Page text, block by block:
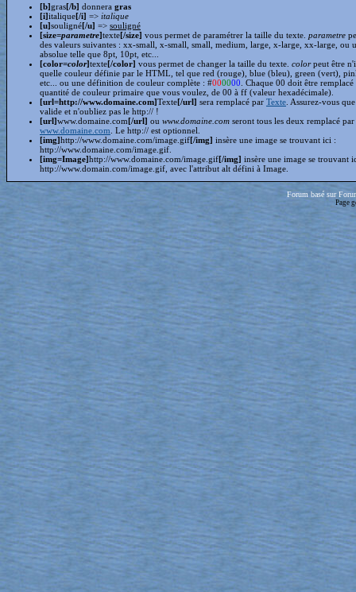
[b]gras[/b] donnera gras
[i]italique[/i] => italique
[u]souligné[/u] => souligné
[size=parametre]texte[/size] vous permet de paramétrer la taille du texte. parametre
des valeurs suivantes : xx-small, x-small, small, medium, large, x-large, xx-large, ou
absolue telle que 8pt, 10pt, etc...
[color=color]texte[/color] vous permet de changer la taille du texte. colorpeut être
quelle couleur définie par le HTML, tel que red (rouge), blue (bleu), green (vert),
etc... ou une définition de couleur complète : #000000 . Chaque 00 doit être
quantité de couleur primaire que vous voulez, de 00 à ff (valeur hexadécimale).
[url=http://www.domaine.com]Texte[/url] sera remplacé par Texte . Assurez-vous
valide et n'oubliez pas le http:// !
[url]www.domaine.com[/url] ou www.domaine.com seront tous les deux remplacé par
www.domaine.com . Le http:// est optionnel.
[img]http://www.domaine.com/image.gif[/img] insère une image se trouvant ici :
http://www.domaine.com/image.gif.
[img=Image]http://www.domaine.com/image.gif[/img] insère une image se trouvant
http://www.domain.com/image.gif, avec l'attribut alt défini à Image.
Forum basé sur
Page